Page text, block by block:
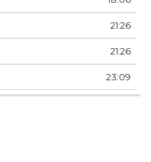
21:26
21:26
23:09